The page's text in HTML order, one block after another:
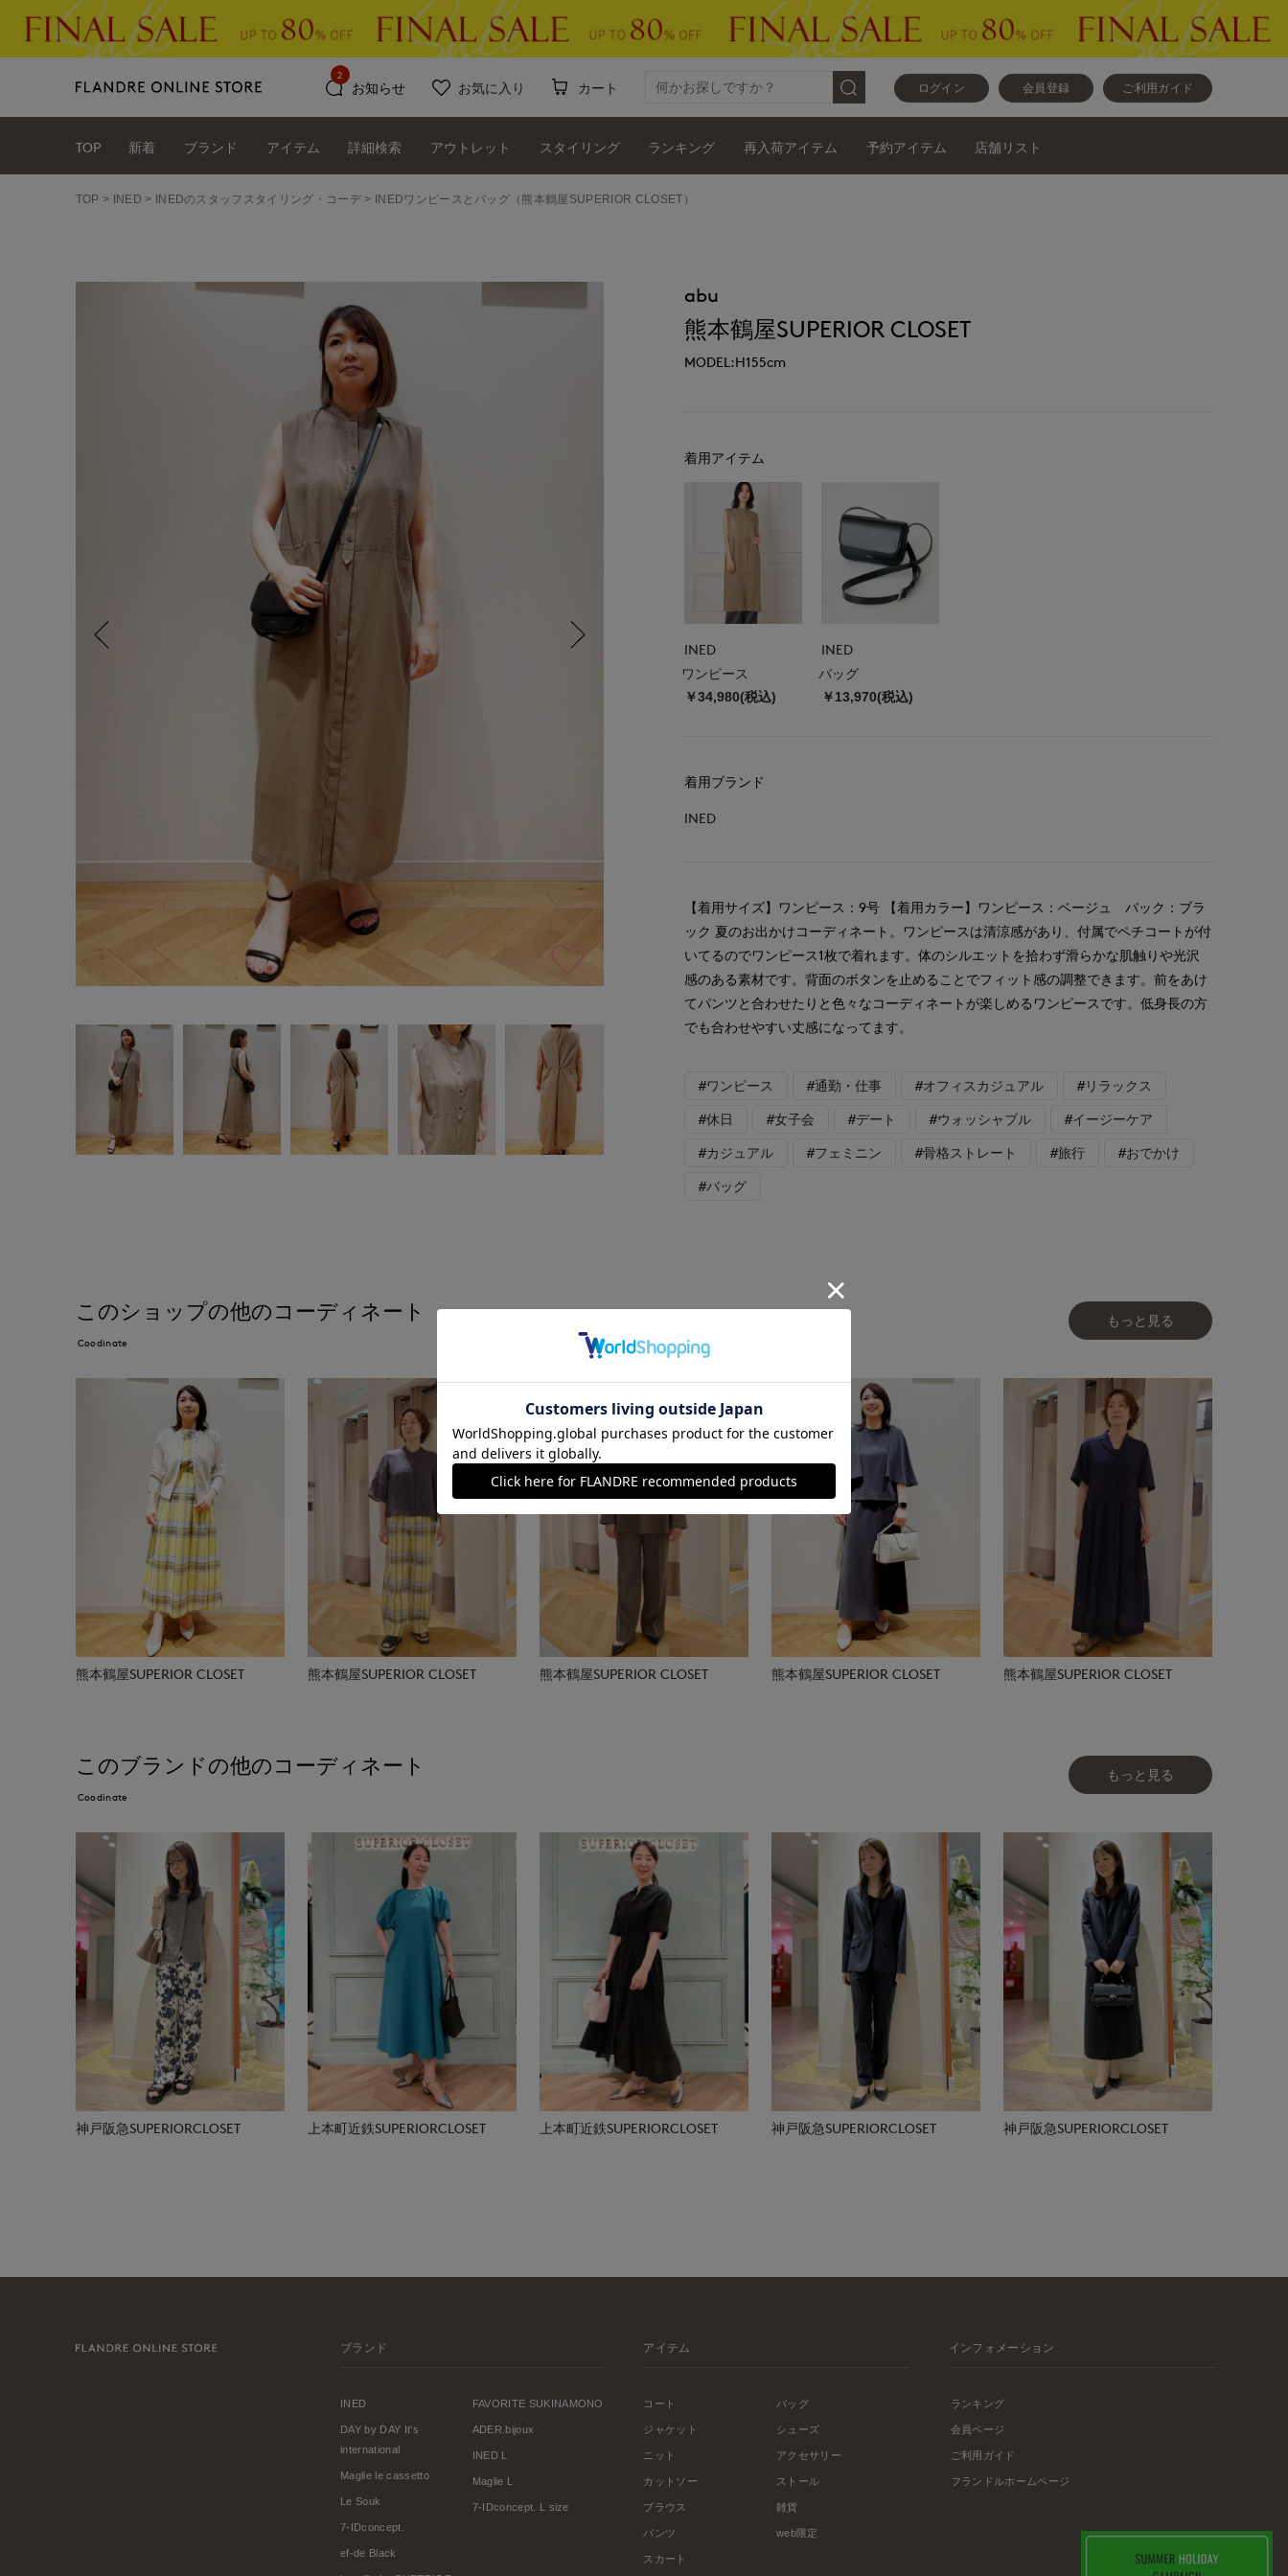
ログイン 会員登録 ご利用ガイド
お知らせ
2
お気に入り カート
TOP 新着 ブランド アイテム 詳細検索 アウトレット スタイリング ランキング 再入荷アイテム 予約アイテム 店舗リスト
TOP INED INEDのスタッフスタイリング・コーデ INEDワンピースとバッグ（熊本鶴屋SUPERIOR CLOSET）
abu
熊本鶴屋SUPERIOR CLOSET
MODEL:H155cm
着用アイテム
INED
ワンピース
￥34,980(税込)
INED
バッグ
￥13,970(税込)
着用ブランド
INED
【着用サイズ】ワンピース：9号 【着用カラー】ワンピース：ベージュ バック：ブラ
ック 夏のお出かけコーディネート。ワンピースは清涼感があり、付属でペチコートが付
いてるのでワンピース1枚で着れます。体のシルエットを拾わず滑らかな肌触りや光沢
感のある素材です。背面のボタンを止めることでフィット感の調整できます。前をあけ
てパンツと合わせたりと色々なコーディネートが楽しめるワンピースです。低身長の方
でも合わせやすい丈感になってます。
#ワンピース #通勤・仕事 #オフィスカジュアル #リラックス
#休日 #女子会 #デート #ウォッシャブル #イージーケア
#カジュアル #フェミニン #骨格ストレート #旅行 #おでかけ
#バッグ
このショップの他のコーディネート
Coodinate
もっと見る
熊本鶴屋SUPERIOR CLOSET 熊本鶴屋SUPERIOR CLOSET 熊本鶴屋SUPERIOR CLOSET 熊本鶴屋SUPERIOR CLOSET 熊本鶴屋SUPERIOR CLOSET
このブランドの他のコーディネート
Coodinate
もっと見る
神戸阪急SUPERIORCLOSET 上本町近鉄SUPERIORCLOSET 上本町近鉄SUPERIORCLOSET 神戸阪急SUPERIORCLOSET 神戸阪急SUPERIORCLOSET
ブランド
INED
DAY by DAY It's
international
Maglie le cassetto
Le Souk
7-IDconcept.
ef-de Black
FAVORITE SUKINAMONO
ADER.bijoux
INED L
Maglie L
7-IDconcept. L size
アイテム
コート
ジャケット
ニット
カットソー
ブラウス
パンツ
スカート
バッグ
シューズ
アクセサリー
ストール
雑貨
web限定
インフォメーション
ランキング
会員ページ
ご利用ガイド
フランドルホームページ